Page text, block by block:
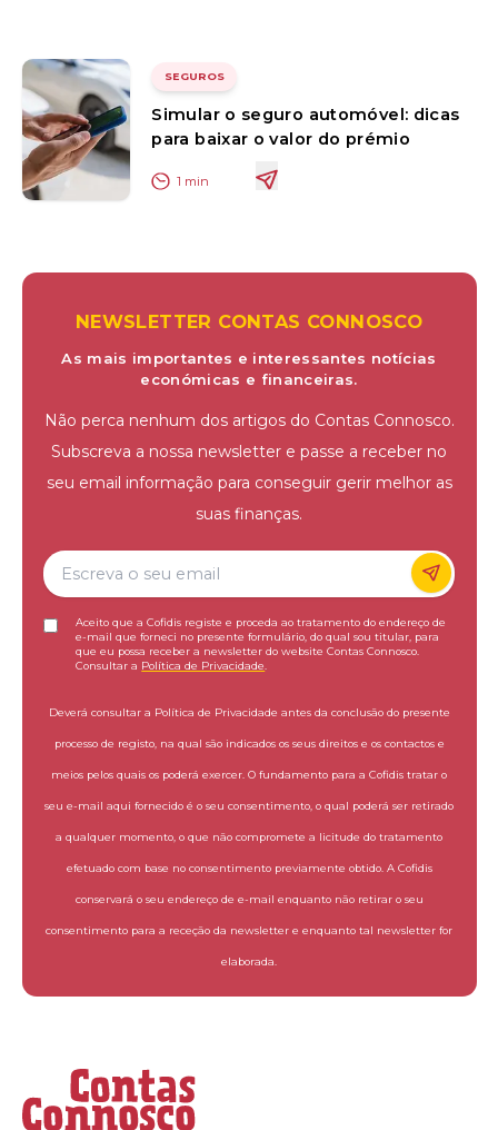
SEGUROS
Simular o seguro automóvel: dicas
para baixar o valor do prémio
1 min
NEWSLETTER CONTAS CONNOSCO
As mais importantes e interessantes notícias
económicas e financeiras.
Não perca nenhum dos artigos do Contas Connosco.
Subscreva a nossa newsletter e passe a receber no
seu email informação para conseguir gerir melhor as
suas finanças.
Aceito que a Cofidis registe e proceda ao tratamento do endereço de
e-mail que forneci no presente formulário, do qual sou titular, para
que eu possa receber a newsletter do website Contas Connosco.
Consultar a Política de Privacidade
Deverá consultar a Política de Privacidade antes da conclusão do presente
processo de registo, na qual são indicados os seus direitos e os contactos e
meios pelos quais os poderá exercer. O fundamento para a Cofidis tratar o
seu e-mail aqui fornecido é o seu consentimento, o qual poderá ser retirado
a qualquer momento, o que não compromete a licitude do tratamento
efetuado com base no consentimento previamente obtido. A Cofidis
conservará o seu endereço de e-mail enquanto não retirar o seu
consentimento para a receção da newsletter e enquanto tal newsletter for
elaborada.